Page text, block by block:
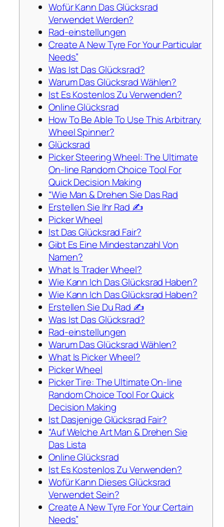
Wofür Kann Das Glücksrad
Verwendet Werden?
Rad-einstellungen
Create A New Tyre For Your Particular
Needs”
Was Ist Das Glücksrad?
Warum Das Glücksrad Wählen?
Ist Es Kostenlos Zu Verwenden?
Online Glücksrad
How To Be Able To Use This Arbitrary
Wheel Spinner?
Glücksrad
Picker Steering Wheel: The Ultimate
On-line Random Choice Tool For
Quick Decision Making
“Wie Man & Drehen Sie Das Rad
Erstellen Sie Ihr Rad ✍️
Picker Wheel
Ist Das Glücksrad Fair?
Gibt Es Eine Mindestanzahl Von
Namen?
What Is Trader Wheel?
Wie Kann Ich Das Glücksrad Haben?
Wie Kann Ich Das Glücksrad Haben?
Erstellen Sie Du Rad ✍️
Was Ist Das Glücksrad?
Rad-einstellungen
Warum Das Glücksrad Wählen?
What Is Picker Wheel?
Picker Wheel
Picker Tire: The Ultimate On-line
Random Choice Tool For Quick
Decision Making
Ist Dasjenige Glücksrad Fair?
“Auf Welche Art Man & Drehen Sie
Das Lista
Online Glücksrad
Ist Es Kostenlos Zu Verwenden?
Wofür Kann Dieses Glücksrad
Verwendet Sein?
Create A New Tyre For Your Certain
Needs”